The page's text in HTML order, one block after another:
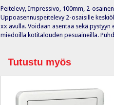
Peitelevy, Impressivo, 100mm, 2-
Uppoasennuspeitelevy 2-osaisille
xx avulla. Voidaan asentaa sekä
miedoilla kotitalouden pesuaineilla.
Tutustu myös